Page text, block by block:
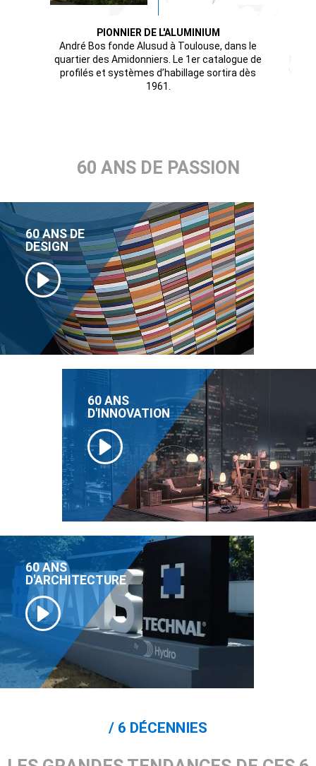
PIONNIER DE L'ALUMINIUM
André Bos fonde Alusud à Toulouse, dans le
quartier des Amidonniers. Le 1er catalogue de
profilés et systèmes d’habillage sortira dès
1961.
60 ANS DE PASSION
60 ANS DE
DESIGN
60 ANS
D'INNOVATION
60 ANS
D'ARCHITECTURE
6 DÉCENNIES